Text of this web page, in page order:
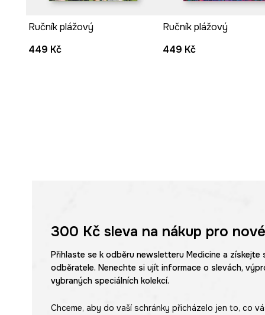
Ručník plážový
449 Kč
Ručník plážový
449 Kč
300 Kčsleva na nákup pro
Přihlaste se k odběru newsletteru Medicine a získejte
odběratele. Nenechte si ujít informace o slevách,
vybraných speciálních kolekcí.
Chceme, aby do vaší schránky přicházelo jen to, co